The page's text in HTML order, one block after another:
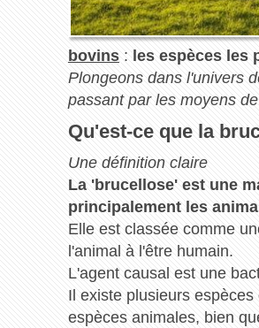
bovins: les espèces les
Plongeons dans l'univers
passant par les moyens
Qu'est-ce que la
Une définition claire
La 'brucellose' est une
principalement les
Elle est classée comme
l'animal à l'être humain.
L'agent causal est une
Il existe plusieurs espèces
espèces animales, bien